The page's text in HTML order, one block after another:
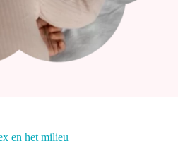
en hetmilieu